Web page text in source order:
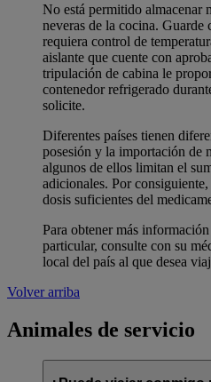
No está permitido almacenar
neveras de la cocina. Guarde
requiera control de
aislante que cuente con
tripulación de cabina le
contenedor refrigerado
solicite.
Diferentes países tienen
posesión y la importación de
algunos de ellos limitan el
adicionales. Por
dosis suficientes del
Para obtener más
particular, consulte con su
local del país al que desea
Volver arriba
Animales de servicio